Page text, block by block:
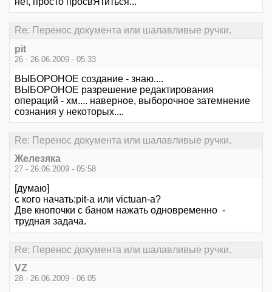
Re: Перенос документа или шалавливые ручки.
pit
26 - 26.06.2009 - 05:33
ВЫБОРОНОЕ создание - знаю....
ВЫБОРОНОЕ разрешение редактирования
операций - хм.... наверное, выборочное затемнение
сознания у некоторых....
Re: Перенос документа или шалавливые ручки.
Железяка
27 - 26.06.2009 - 05:58
[думаю]
с кого начать:pit-а или victuan-а?
Две кнопочки с баном нажать одновременно -
трудная задача.
Re: Перенос документа или шалавливые ручки.
VZ
28 - 26.06.2009 - 06:05